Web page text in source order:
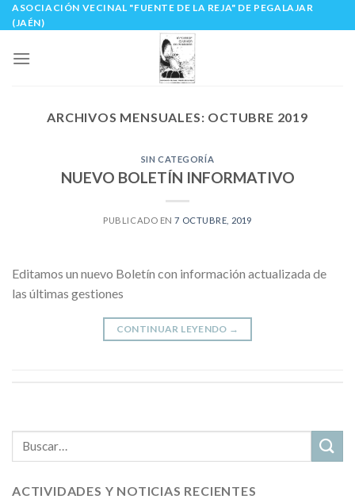
Skip
to
content
ASOCIACIÓN VECINAL "FUENTE DE LA REJA" DE PEGALAJAR
(JAÉN)
ARCHIVOS MENSUALES: OCTUBRE 2019
SIN CATEGORÍA
NUEVO BOLETÍN INFORMATIVO
PUBLICADO EN7 OCTUBRE, 2019
Editamos un nuevo Boletín con información actualizada de
las últimas gestiones
CONTINUAR LEYENDO →
ACTIVIDADES Y NOTICIAS RECIENTES